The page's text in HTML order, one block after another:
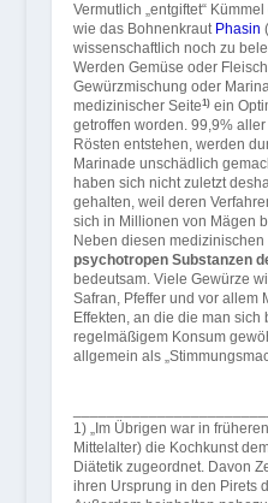
Vermutlich „entgiftet“
wie das Bohnenkraut Phasin
wissenschaftlich noch zu
Werden Gemüse oder
Gewürzmischung oder
medizinischer Seite1)ein
getroffen worden. 99,9%
Rösten entstehen, werden
Marinade unschädlich
haben sich nicht zuletzt
gehalten, weil deren
sich in Millionen von Mägen
Neben diesen
psychotropen Substanzen
bedeutsam. Viele Gewürze
Safran, Pfeffer und vor allem
Effekten, an die die man sich
regelmäßigem Konsum
allgemein als
1) „Im Übrigen war in
Mittelalter) die Kochkunst
Diätetik zugeordnet. Davon
ihren Ursprung in den Pirets